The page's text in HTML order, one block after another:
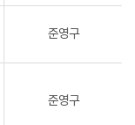
준영구
준영구